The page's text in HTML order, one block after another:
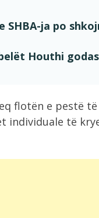
SHBA-ja po
Houthi
flotën e pestë
individuale të
për rihapjen e